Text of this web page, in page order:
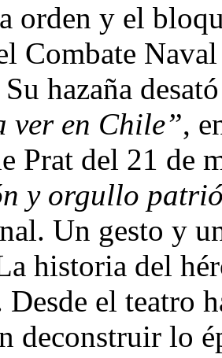
orden y el
Combate
hazaña
ver en Chile”,
Prat del 21 de
y orgullo
Un gesto y
historia del
el teatro
deconstruir lo